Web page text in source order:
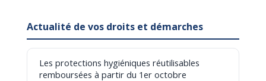
Actualité de vos droits et démarches
Les protections hygiéniques réutilisables
remboursées à partir du 1er octobre